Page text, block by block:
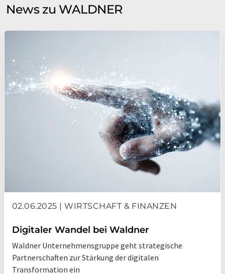
News zu WALDNER
02.06.2025 | WIRTSCHAFT & FINANZEN
Digitaler Wandel bei Waldner
Waldner Unternehmensgruppe geht strategische
Partnerschaften zur Stärkung der digitalen
Transformation ein